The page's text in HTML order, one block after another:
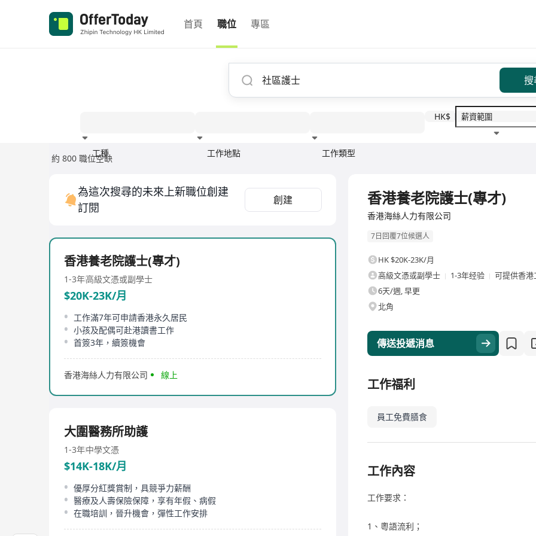
首頁 職位 專區
搜
工種 工作地點 工作類型
HK$
約 800 職位空缺
為這次搜尋的未來上新職位創建
訂閱
創建
香港養老院護士(專才)
1-3年高級文憑或副學士
$20K-23K/月
工作滿7年可申請香港永久居民
小孩及配偶可赴港讀書工作
首簽3年，續簽機會
香港海絲人力有限公司 線上
大圍醫務所助護
1-3年中學文憑
$14K-18K/月
優厚分紅獎賞制，具競爭力薪酬
醫療及人壽保險保障，享有年假、病假
在職培訓，晉升機會，彈性工作安排
香港養老院護士(專才)
香港海絲人力有限公司
7日回覆7位候選人
HK $20K-23K/月
高級文憑或副學士
1-3年经验
可提供香港
6天/週, 早更
北角
傳送投遞消息
工作福利
員工免費膳食
工作內容
工作要求：
1、粵語流利；